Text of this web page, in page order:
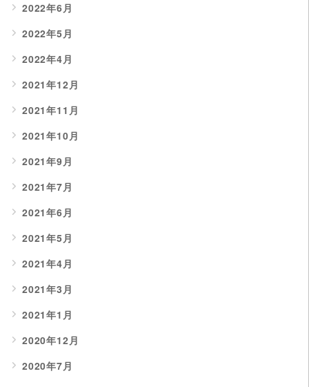
2022年6月
2022年5月
2022年4月
2021年12月
2021年11月
2021年10月
2021年9月
2021年7月
2021年6月
2021年5月
2021年4月
2021年3月
2021年1月
2020年12月
2020年7月